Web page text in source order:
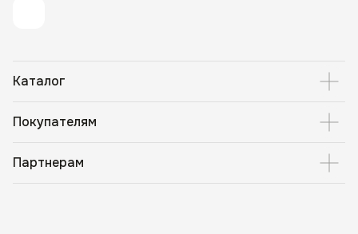
Каталог
Покупателям
Партнерам